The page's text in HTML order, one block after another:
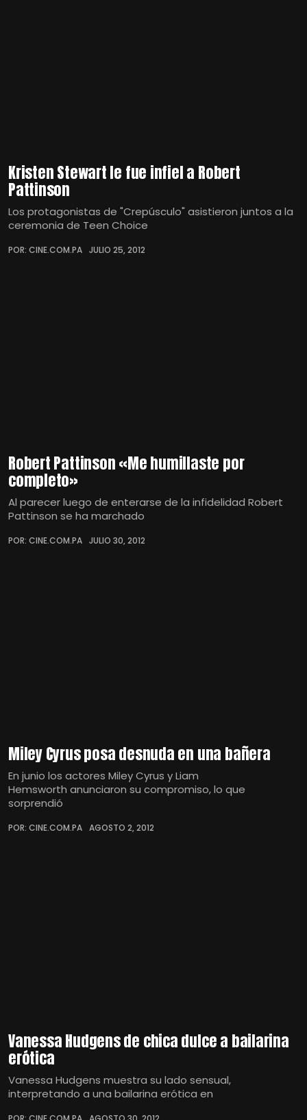
Kristen Stewart le fue infiel a Robert
Pattinson
Los protagonistas de "Crepúsculo" asistieron juntos a la
ceremonia de Teen Choice
POR: CINE.COM.PA JULIO 25, 2012
Robert Pattinson «Me humillaste por
completo»
Al parecer luego de enterarse de la infidelidad Robert
Pattinson se ha marchado
POR: CINE.COM.PA JULIO 30, 2012
Miley Cyrus posa desnuda en una bañera
En junio los actores Miley Cyrus y Liam
Hemsworth anunciaron su compromiso, lo que
sorprendió
POR: CINE.COM.PA AGOSTO 2, 2012
Vanessa Hudgens de chica dulce a bailarina
erótica
Vanessa Hudgens muestra su lado sensual,
interpretando a una bailarina erótica en